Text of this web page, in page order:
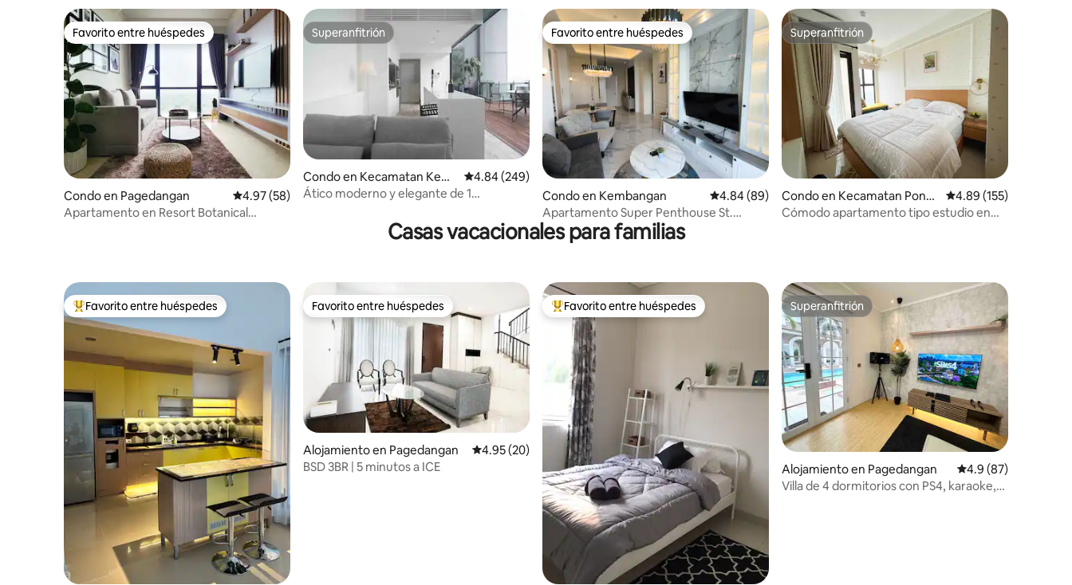
Favorito entre huéspedes
Favorito entre huéspedes
Condo en Pagedangan Calificación promedio: 4.97 de 5, 58 reseñas
4.97 (58)
Apartamento en Resort Botanical
Superanfitrión
Superanfitrión
Condo en Kecamatan Kem
bangan
Calificación promedio: 4.84 de 5, 249 reseñas
4.84 (249)
Ático moderno y elegante de 1
Favorito entre huéspedes
Favorito entre huéspedes
Condo en Kembangan Calificación promedio: 4.84 de 5, 89 reseñas
4.84 (89)
Apartamento Super Penthouse St.
Moritz Lippomall Puri
Superanfitrión
Superanfitrión
Condo en Kecamatan Pond
ok Aren
Calificación promedio:
4.89 (155)
Cómodo apartamento tipo estudio en
Casas vacacionales para familias
Favorito entre huéspedes preferido
Favorito entre huéspedes Favorito entre huéspedes
Favorito entre huéspedes
Alojamiento en Pagedangan Calificación promedio: 4.95 de 5, 20 reseñas
4.95 (20)
BSD 3BR | 5 minutos a ICE
Favorito entre huéspedes preferido
Favorito entre huéspedes Superanfitrión
Superanfitrión
Alojamiento en Pagedangan Calificación
4.9 (87)
Villa de 4 dormitorios con PS4, karaoke,